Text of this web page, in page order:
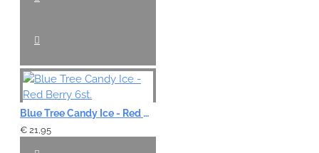
Blue Tree Candy Ice - Red Berry 6st.
€ 21,95